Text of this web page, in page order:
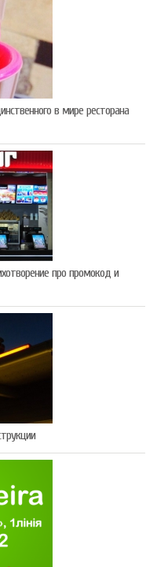
в мире ресторана
про промокод и